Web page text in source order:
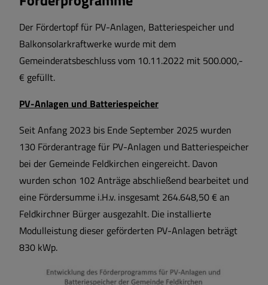
Der Fördertopf für PV-Anlagen, Batteriespeicher und
Balkonsolarkraftwerke wurde mit dem
Gemeinderatsbeschluss vom 10.11.2022 mit 500.000,-
€ gefüllt.
PV-Anlagen und Batteriespeicher
Seit Anfang 2023 bis Ende September 2025 wurden
130 Förderantrage für PV-Anlagen und Batteriespeicher
bei der Gemeinde Feldkirchen eingereicht. Davon
wurden schon 102 Anträge abschließend bearbeitet und
eine Fördersumme i.H.v. insgesamt 264.648,50 € an
Feldkirchner Bürger ausgezahlt. Die installierte
Modulleistung dieser geförderten PV-Anlagen beträgt
830 kWp.